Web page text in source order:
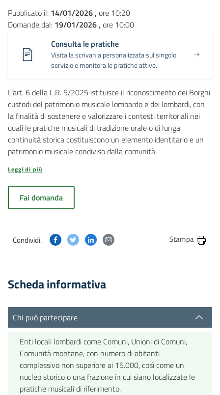
Pubblicato il: 14/01/2026 , ore 10:20
Domande dal: 19/01/2026 , ore 10:00
Consulta le pratiche
Visita la scrivania personalizzata sul singolo
servizio e monitora le pratiche attive.
L’art. 6 della L.R. 5/2025 istituisce il riconoscimento dei Borghi
custodi del patrimonio musicale lombardo e dei lombardi, con
la finalità di sostenere e valorizzare i contesti territoriali nei
quali le pratiche musicali di tradizione orale o di lunga
continuità storica costituiscono un elemento identitario e un
patrimonio musicale condiviso dalla comunità.
Leggi di più
Fai domanda
Condividi: Condividi questa pagina su Facebook
Condividi questa pagina su Twitter
Condividi questa pagina su Linkedin
Condividi questa pagina via
Stampa
Scheda informativa
Chi può partecipare
Enti locali lombardi come Comuni, Unioni di Comuni,
Comunità montane, con numero di abitanti
complessivo non superiore ai 15.000, così come un
nucleo storico o una frazione in cui siano localizzate le
pratiche musicali di riferimento.